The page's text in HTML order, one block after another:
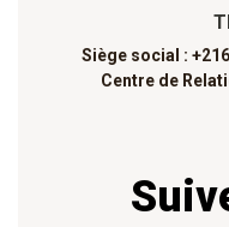
Siège social :
Centre de